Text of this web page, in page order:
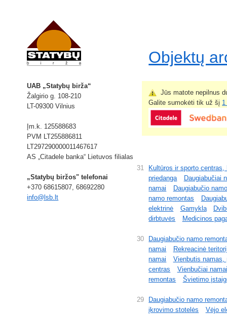
Objektų
UAB „Statybų birža“
Žalgirio g. 108-210
LT-09300 Vilnius
Įm.k. 125588683
PVM LT255886811
LT297290000011467617
AS „Citadele banka“ Lietuvos filialas
„Statybų biržos" telefonai
+370 68615807, 68692280
info@lsb.lt
Jūs matote nepilnus
Galite sumokėti tik už šį
31
Kultūros ir sporto
priedanga
Daugiabučiai
namai
Daugiabučio
namo remontas
elektrinė
Gamykla
dirbtuvės
Medicinos
30
Daugiabučio namo
namai
Rekreacinė
namai
Vienbutis namas,
centras
Vienbučiai namai
remontas
Švietimo
29
Daugiabučio namo
įkrovimo stotelės
Vėjo